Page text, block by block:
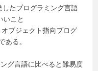
たプログラミング言語
いこと
ブジェクト指向プログ
ある。
グ言語に比べると難易度